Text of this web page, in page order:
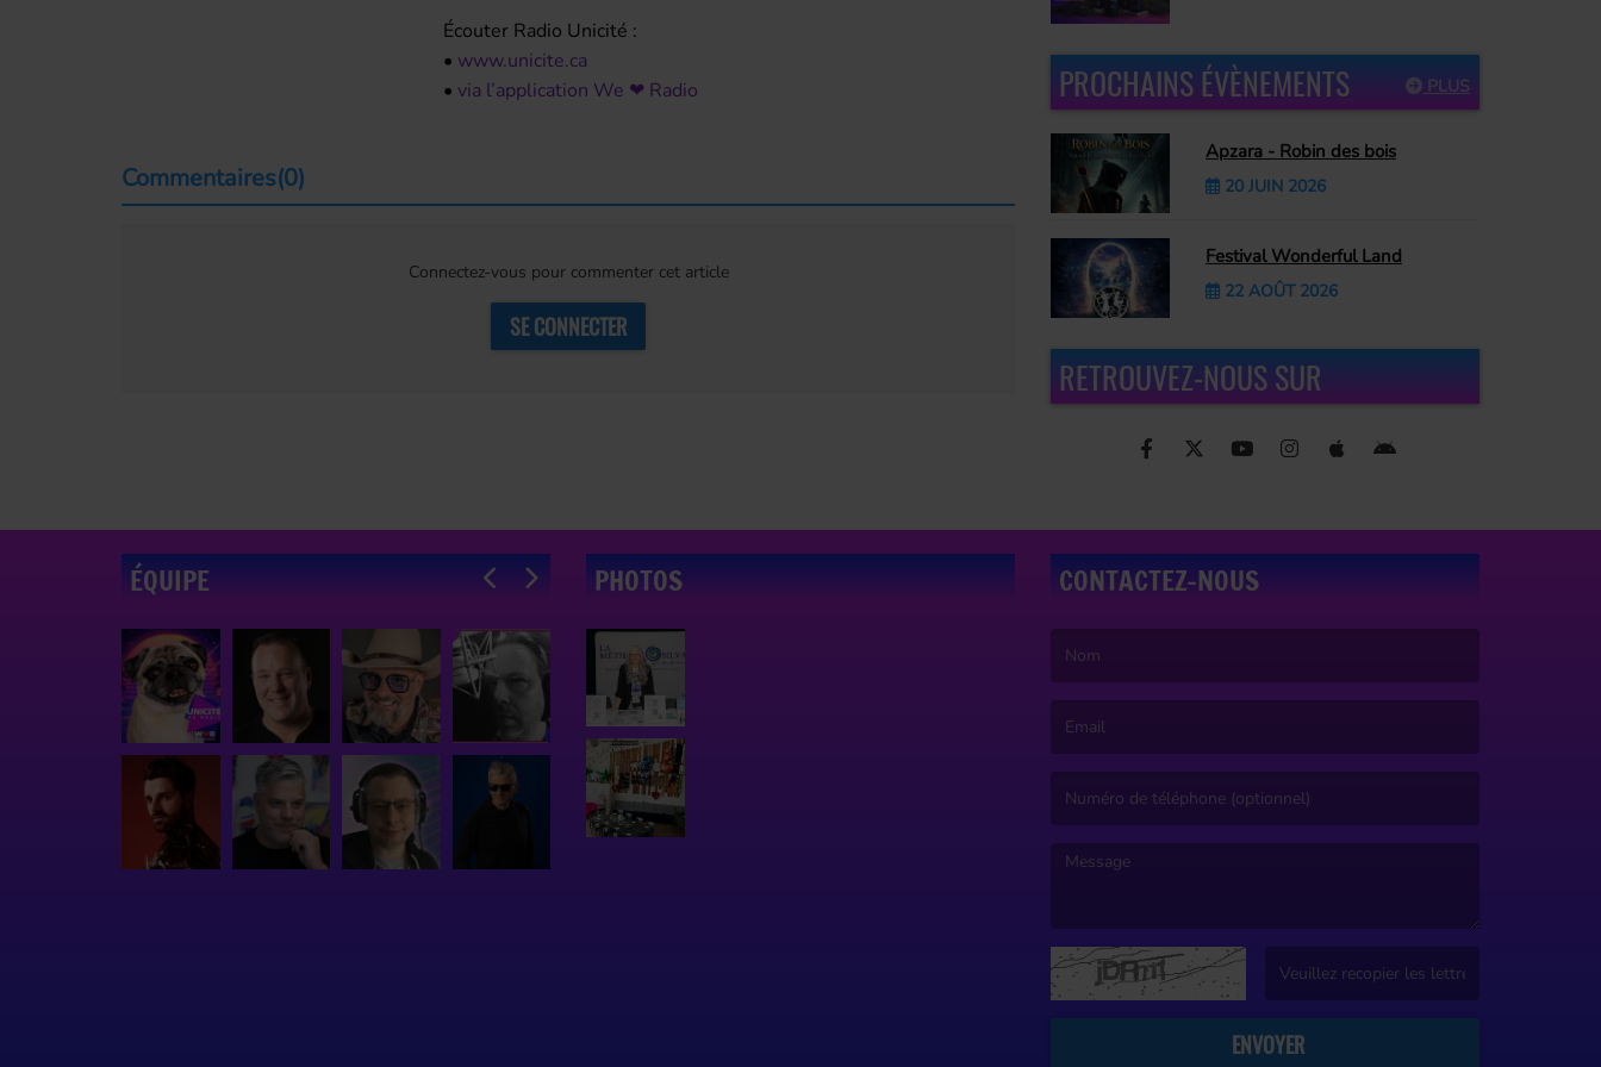
Écouter Radio Unicité :
• www.unicite.ca
• via l’application We ❤ Radio
Commentaires(0)
Connectez-vous pour commenter cet article
SE CONNECTER
PLUS
PROCHAINS ÉVÈNEMENTS
Apzara - Robin des bois
20 JUIN 2026
Festival Wonderful Land
22 AOÛT 2026
RETROUVEZ-NOUS SUR
ÉQUIPE PHOTOS CONTACTEZ-NOUS
ENVOYER